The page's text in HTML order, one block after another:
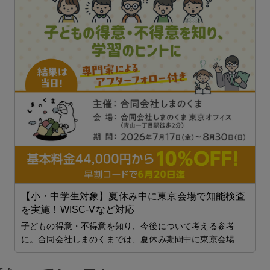
【小・中学生対象】夏休み中に東京会場で知能検査
を実施！WISC-Vなど対応
子どもの得意・不得意を知り、今後について考える参考
に。合同会社しまのくまでは、夏休み期間中に東京会場…